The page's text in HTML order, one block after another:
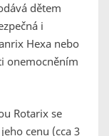
dětem
i
Hexa nebo
onemocněním
Rotarix se
cenu (cca 3